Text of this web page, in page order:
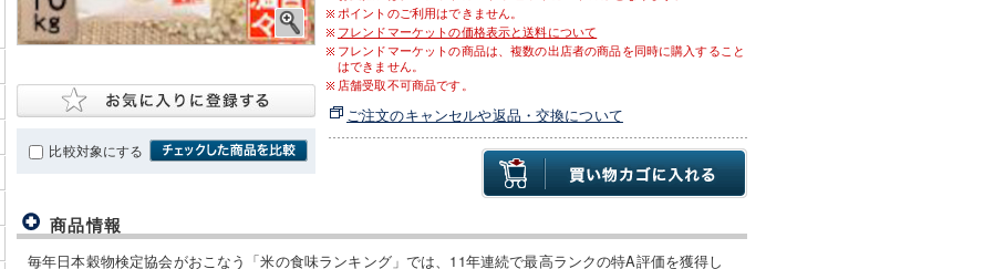
比較対象にする
ポイントのご利用はできません。
フレンドマーケットの価格表示と送料について
フレンドマーケットの商品は、複数の出店者の商品を同時に購入すること
はできません。
店舗受取不可商品です。
ご注文のキャンセルや返品・交換について
商品情報
毎年日本穀物検定協会がおこなう「米の食味ランキング」では、11年連続で最高ランクの特A評価を獲得し